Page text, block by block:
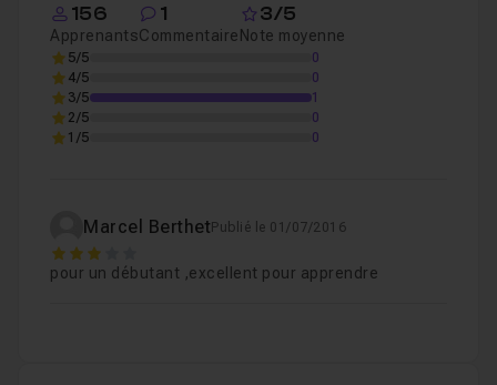
156
Apprenants
1
Commentaire
3/5
Note moyenne
5/5
0
4/5
0
3/5
1
2/5
0
1/5
0
Marcel Berthet Publié le 01/07/2016
3
pour un débutant ,excellent pour apprendre